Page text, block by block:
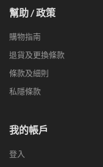
幫助 / 政策
購物指南
退貨及更換條款
條款及細則
私隱條款
我的帳戶
登入